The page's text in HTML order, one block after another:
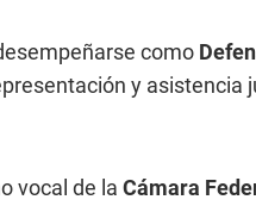
como
y asistencia
vocal de la Cámara